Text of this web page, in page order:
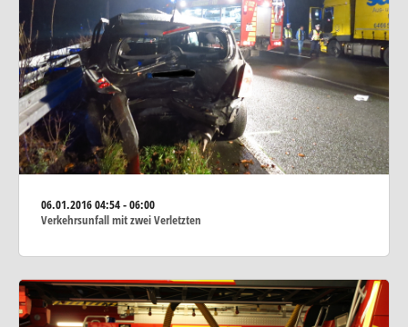
06.01.201604:54 - 06:00
Verkehrsunfall mit zwei Verletzten